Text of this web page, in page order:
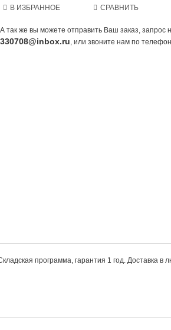
В ИЗБРАННОЕ
СРАВНИТЬ
А так же вы можете отправить Ваш заказ, запрос
330708@inbox.ru, или звоните нам по
программа, гарантия 1 год. Доставка